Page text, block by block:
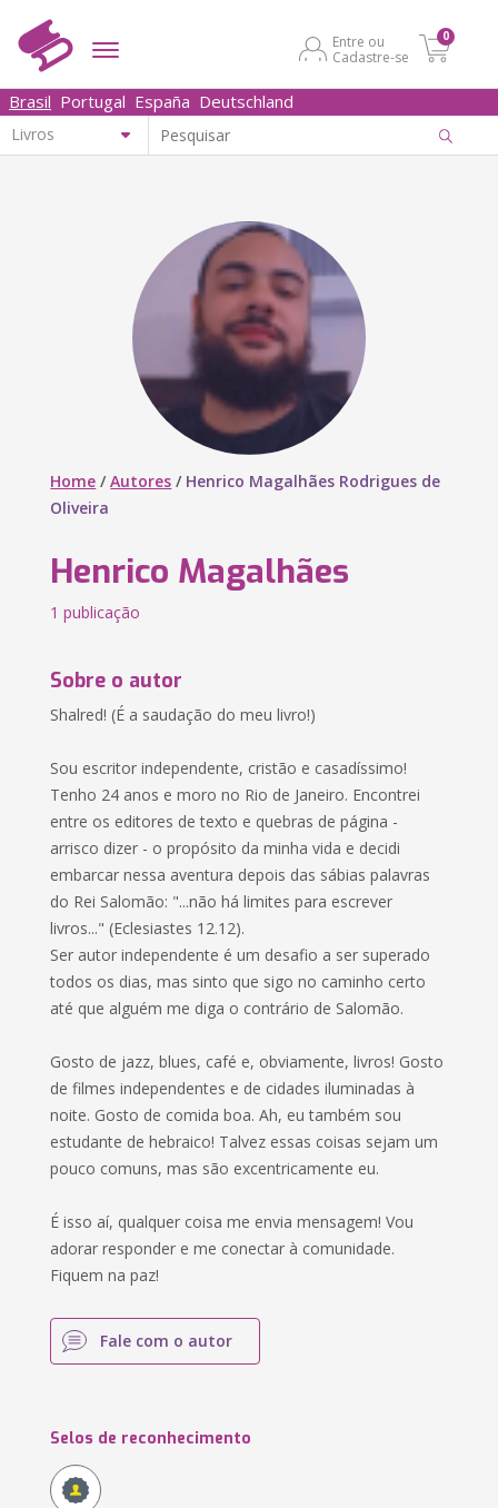
Entre ou
Cadastre-se
0
Brasil Portugal España Deutschland
Home /Autores / Henrico Magalhães Rodrigues de
Oliveira
Henrico Magalhães
1 publicação
Sobre o autor
Shalred! (É a saudação do meu livro!)
Sou escritor independente, cristão e casadíssimo!
Tenho 24 anos e moro no Rio de Janeiro. Encontrei
entre os editores de texto e quebras de página -
arrisco dizer - o propósito da minha vida e decidi
embarcar nessa aventura depois das sábias palavras
do Rei Salomão: "...não há limites para escrever
livros..." (Eclesiastes 12.12).
Ser autor independente é um desafio a ser superado
todos os dias, mas sinto que sigo no caminho certo
até que alguém me diga o contrário de Salomão.
Gosto de jazz, blues, café e, obviamente, livros! Gosto
de filmes independentes e de cidades iluminadas à
noite. Gosto de comida boa. Ah, eu também sou
estudante de hebraico! Talvez essas coisas sejam um
pouco comuns, mas são excentricamente eu.
É isso aí, qualquer coisa me envia mensagem! Vou
adorar responder e me conectar à comunidade.
Fiquem na paz!
Fale com o autor
Selos de reconhecimento